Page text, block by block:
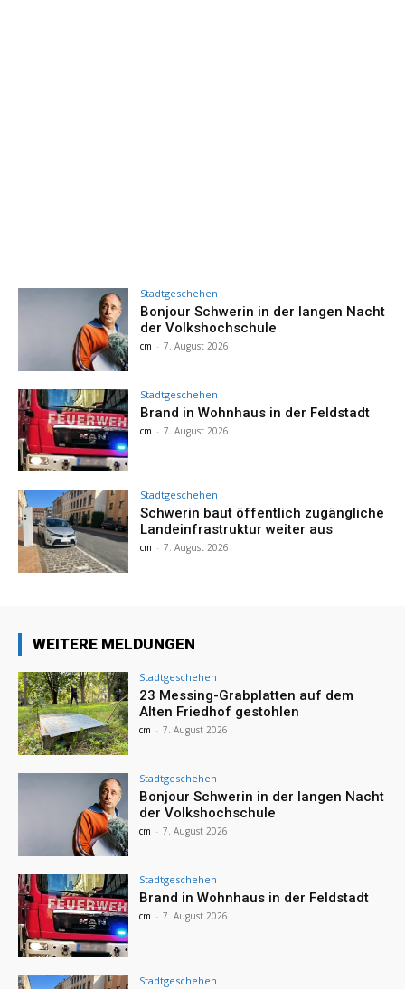
Stadtgeschehen
Bonjour Schwerin in der langen Nacht
der Volkshochschule
cm - 7. August 2026
Stadtgeschehen
Brand in Wohnhaus in der Feldstadt
cm - 7. August 2026
Stadtgeschehen
Schwerin baut öffentlich zugängliche
Landeinfrastruktur weiter aus
cm - 7. August 2026
WEITERE MELDUNGEN
Stadtgeschehen
23 Messing-Grabplatten auf dem
Alten Friedhof gestohlen
cm - 7. August 2026
Stadtgeschehen
Bonjour Schwerin in der langen Nacht
der Volkshochschule
cm - 7. August 2026
Stadtgeschehen
Brand in Wohnhaus in der Feldstadt
cm - 7. August 2026
Stadtgeschehen